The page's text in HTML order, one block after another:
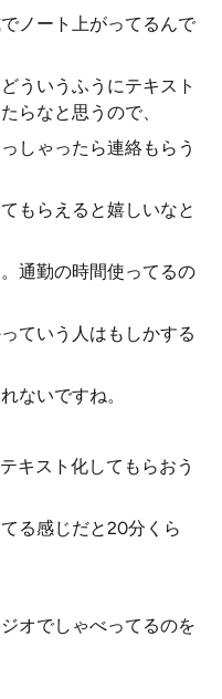
ノート上がってるんで
ういうふうにテキスト
らなと思うので、
しゃったら連絡もらう
もらえると嬉しいなと
通勤の時間使ってるの
ていう人はもしかする
ないですね。
キスト化してもらおう
る感じだと20分くら
オでしゃべってるのを